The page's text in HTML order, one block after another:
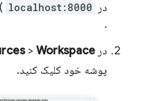
در
localhost:8000
.
در
> Workspace
پوشه خود کلیک کنید.